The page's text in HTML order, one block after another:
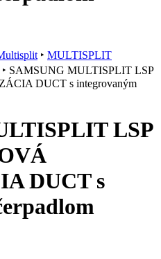
‣ MULTISPLIT
‣ SAMSUNG MULTISPLIT LSP
DUCT s integrovaným
LSP
DUCT s